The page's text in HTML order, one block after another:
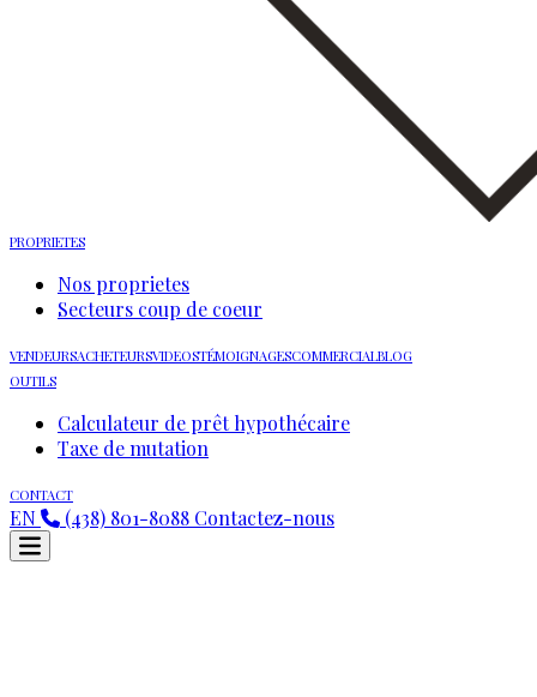
PROPRIETES
Nos proprietes
Secteurs coup de coeur
VENDEURSACHETEURSVIDEOSTÉMOIGNAGESCOMMERCIALBLOG
OUTILS
Calculateur de prêt hypothécaire
Taxe de mutation
CONTACT
EN (438) 801-8088 Contactez-nous